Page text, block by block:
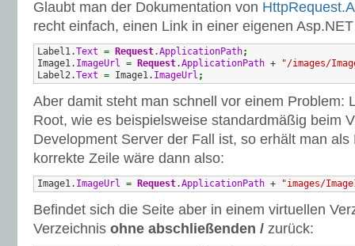
Glaubt man der Dokumentation von
recht einfach, einen Link in einer eigenen
Label1.Text = Request.ApplicationPath;
Image1. ImageUrl = Request.ApplicationPath +
"/images/
Label2.Text = Image1. ImageUrl ;
Aber damit steht man schnell vor einem Problem:
Root, wie es beispielsweise standardmäßig beim
Development Server der Fall ist, so erhält man
korrekte Zeile wäre dann also:
Image1. ImageUrl = Request.ApplicationPath + "images/
Befindet sich die Seite aber in einem virtuellen
Verzeichnis ohne abschließenden / zurück: